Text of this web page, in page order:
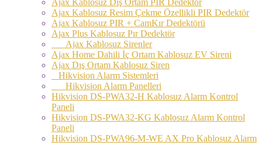
Ajax Kablosuz Resim Çekme Özellikli PIR Dedektör
Ajax Kablosuz PIR + CamKır Dedektörü
Ajax Plus Kablosuz Pır Dedektör
Ajax Kablosuz Sirenler
Ajax Home Dahili İç Ortam Kablosuz EV Sireni
Ajax Dış Ortam Kablosuz Siren
Hikvision Alarm Sistemleri
Hikvision Alarm Panelleri
Hikvision DS-PWA32-H Kablosuz Alarm Kontrol
Paneli
Hikvision DS-PWA32-KG Kablosuz Alarm Kontrol
Paneli
Hikvision DS-PWA96-M-WE AX Pro Kablosuz Alarm